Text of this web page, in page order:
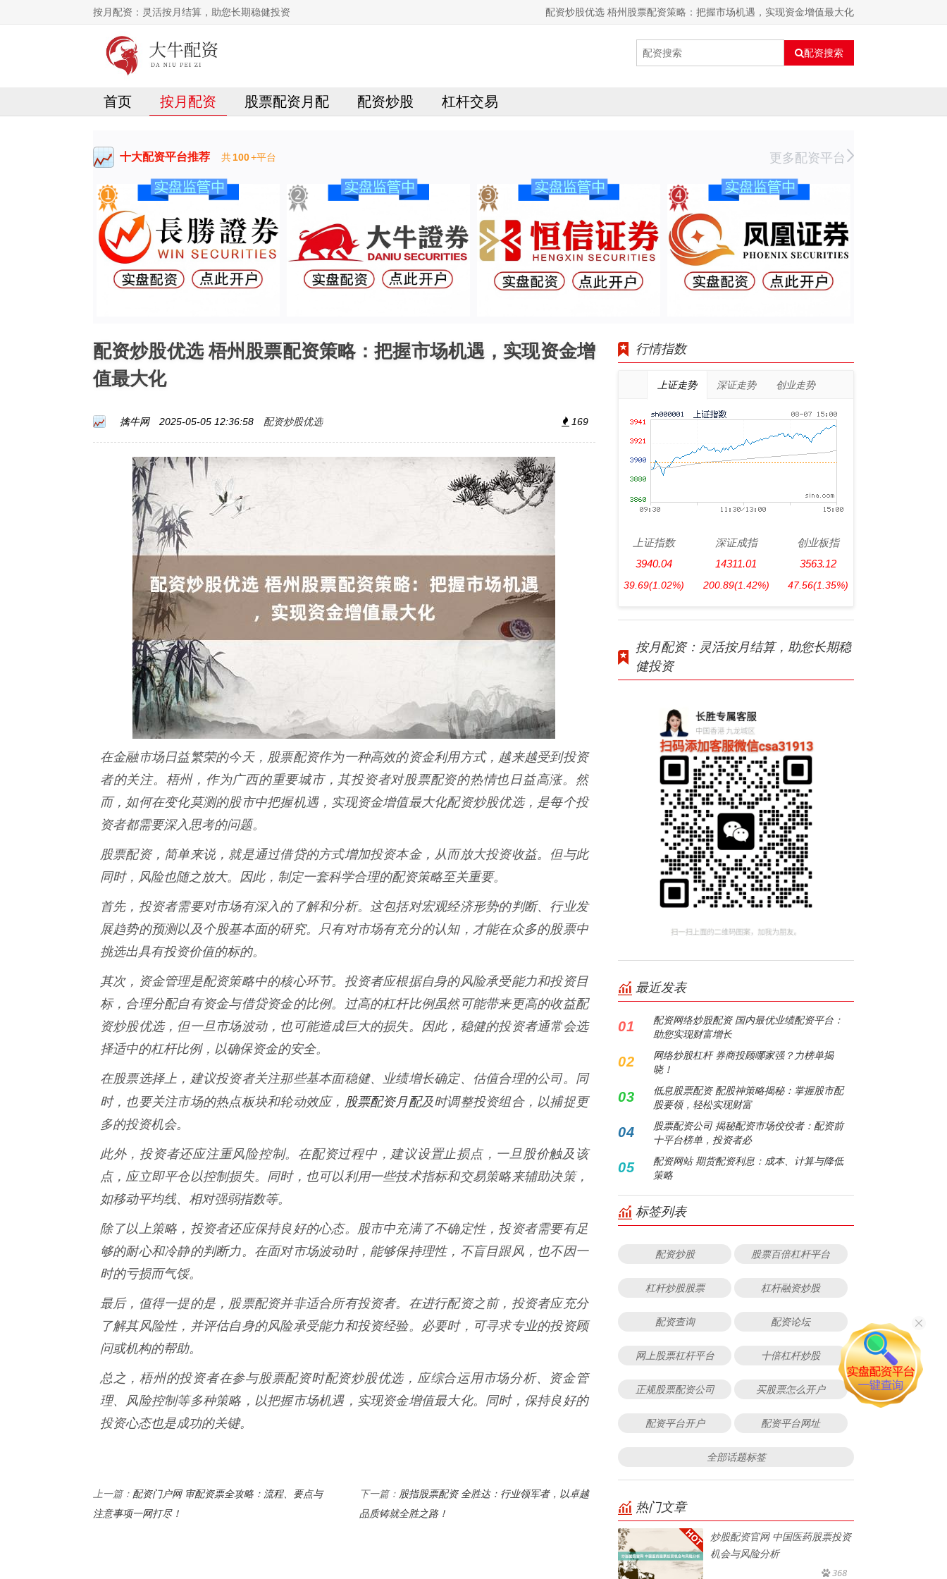
按月配资：灵活按月结算，助您长期稳健投资 配资炒股优选 梧州股票配资策略：把握市场机遇，实现资金增值最大化
配资搜索
首页 按月配资 股票配资月配 配资炒股 杠杆交易
十大配资平台推荐 共100+平台 更多配资平台
配资炒股优选 梧州股票配资策略：把握市场机遇，实现资金增
值最大化
擒牛网 2025-05-05 12:36:58 配资炒股优选 169
在金融市场日益繁荣的今天，股票配资作为一种高效的资金利用方式，越来越受到投资
者的关注。梧州，作为广西的重要城市，其投资者对股票配资的热情也日益高涨。然
而，如何在变化莫测的股市中把握机遇，实现资金增值最大化配资炒股优选，是每个投
资者都需要深入思考的问题。
股票配资，简单来说，就是通过借贷的方式增加投资本金，从而放大投资收益。但与此
同时，风险也随之放大。因此，制定一套科学合理的配资策略至关重要。
首先，投资者需要对市场有深入的了解和分析。这包括对宏观经济形势的判断、行业发
展趋势的预测以及个股基本面的研究。只有对市场有充分的认知，才能在众多的股票中
挑选出具有投资价值的标的。
其次，资金管理是配资策略中的核心环节。投资者应根据自身的风险承受能力和投资目
标，合理分配自有资金与借贷资金的比例。过高的杠杆比例虽然可能带来更高的收益配
资炒股优选，但一旦市场波动，也可能造成巨大的损失。因此，稳健的投资者通常会选
择适中的杠杆比例，以确保资金的安全。
在股票选择上，建议投资者关注那些基本面稳健、业绩增长确定、估值合理的公司。同
时，也要关注市场的热点板块和轮动效应， 股票配资月配及时调整投资组合，以捕捉更
多的投资机会。
此外，投资者还应注重风险控制。在配资过程中，建议设置止损点，一旦股价触及该
点，应立即平仓以控制损失。同时，也可以利用一些技术指标和交易策略来辅助决策，
如移动平均线、相对强弱指数等。
除了以上策略，投资者还应保持良好的心态。股市中充满了不确定性，投资者需要有足
够的耐心和冷静的判断力。在面对市场波动时，能够保持理性，不盲目跟风，也不因一
时的亏损而气馁。
最后，值得一提的是，股票配资并非适合所有投资者。在进行配资之前，投资者应充分
了解其风险性，并评估自身的风险承受能力和投资经验。必要时，可寻求专业的投资顾
问或机构的帮助。
总之，梧州的投资者在参与股票配资时配资炒股优选，应综合运用市场分析、资金管
理、风险控制等多种策略，以把握市场机遇，实现资金增值最大化。同时，保持良好的
投资心态也是成功的关键。
上一篇： 配资门户网 审配资票全攻略：流程、要点与
注意事项一网打尽！
下一篇： 股指股票配资 全胜达：行业领军者，以卓越
品质铸就全胜之路！
行情指数
上证走势 深证走势 创业走势
上证指数
3940.04
39.69(1.02%)
深证成指
14311.01
200.89(1.42%)
创业板指
3563.12
47.56(1.35%)
按月配资：灵活按月结算，助您长期稳
健投资
最近发表
01
配资网络炒股配资 国内最优业绩配资平台：
助您实现财富增长
02
网络炒股杠杆 券商投顾哪家强？力榜单揭
晓！
03
低息股票配资 配股神策略揭秘：掌握股市配
股要领，轻松实现财富
04
股票配资公司 揭秘配资市场佼佼者：配资前
十平台榜单，投资者必
05
配资网站 期货配资利息：成本、计算与降低
策略
标签列表
配资炒股 股票百倍杠杆平台
杠杆炒股股票 杠杆融资炒股
配资查询 配资论坛
网上股票杠杆平台 十倍杠杆炒股
正规股票配资公司 买股票怎么开户
配资平台开户 配资平台网址
全部话题标签
热门文章
炒股配资官网 中国医药股票投资
机会与风险分析
368